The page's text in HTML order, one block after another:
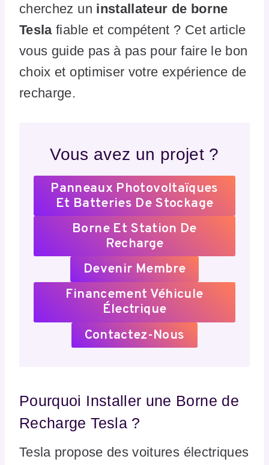
cherchez un installateur de borne
Teslafiable et compétent ? Cet article
vous guide pas à pas pour faire le bon
choix et optimiser votre expérience de
recharge.
Vous avez un projet ?
Panneaux Photovoltaïques
Et Batteries De Stockage
Borne Et Station De
Recharge
Devenir Membre
Financement Véhicule
Électrique
Contactez-Nous
Pourquoi Installer une Borne de
Recharge Tesla ?
Tesla propose des voitures électriques